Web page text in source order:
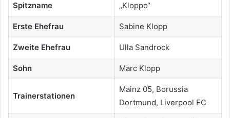
Spitzname „Kloppo“
Erste Ehefrau Sabine Klopp
Zweite Ehefrau Ulla Sandrock
Sohn Marc Klopp
Trainerstationen
Mainz 05, Borussia
Dortmund, Liverpool FC